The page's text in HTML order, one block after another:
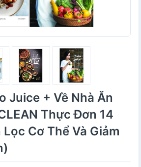
Juice + Về Nhà Ăn
Thực Đơn 14
Cơ Thể Và Giảm